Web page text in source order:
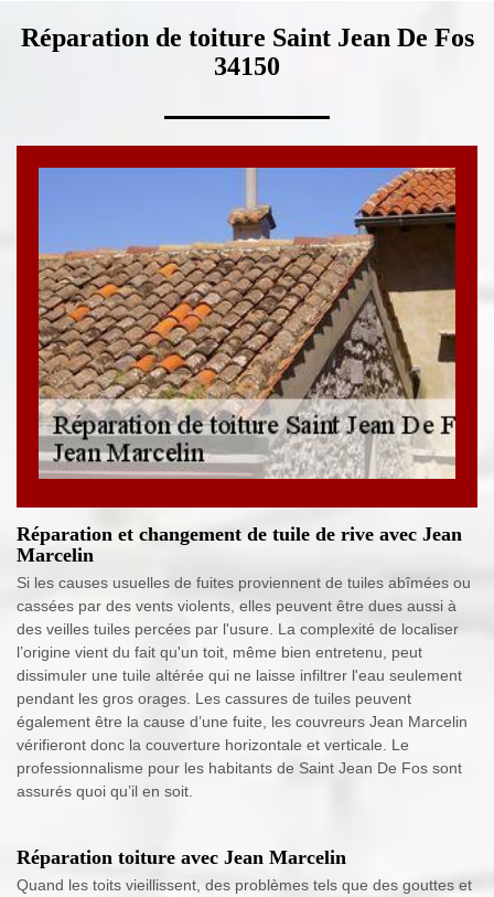
Réparation de toiture Saint Jean De Fos
34150
Réparation et changement de tuile de rive avec Jean
Marcelin
Si les causes usuelles de fuites proviennent de tuiles abîmées ou
cassées par des vents violents, elles peuvent être dues aussi à
des veilles tuiles percées par l'usure. La complexité de localiser
l’origine vient du fait qu'un toit, même bien entretenu, peut
dissimuler une tuile altérée qui ne laisse infiltrer l'eau seulement
pendant les gros orages. Les cassures de tuiles peuvent
également être la cause d’une fuite, les couvreurs Jean Marcelin
vérifieront donc la couverture horizontale et verticale. Le
professionnalisme pour les habitants de Saint Jean De Fos sont
assurés quoi qu’il en soit.
Réparation toiture avec Jean Marcelin
Quand les toits vieillissent, des problèmes tels que des gouttes et